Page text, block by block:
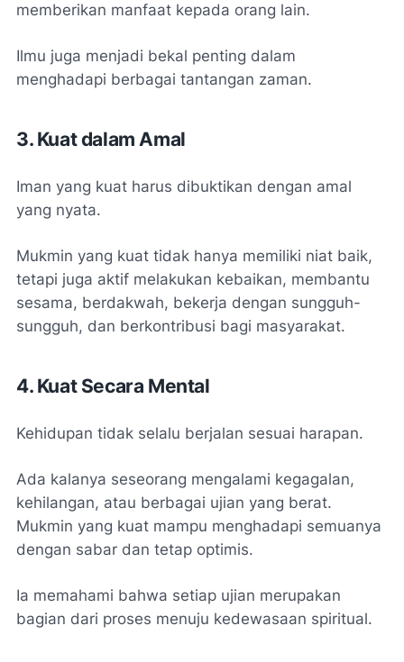
memberikan manfaat kepada orang lain.
Ilmu juga menjadi bekal penting dalam
menghadapi berbagai tantangan zaman.
3. Kuat dalam Amal
Iman yang kuat harus dibuktikan dengan amal
yang nyata.
Mukmin yang kuat tidak hanya memiliki niat baik,
tetapi juga aktif melakukan kebaikan, membantu
sesama, berdakwah, bekerja dengan sungguh-
sungguh, dan berkontribusi bagi masyarakat.
4. Kuat Secara Mental
Kehidupan tidak selalu berjalan sesuai harapan.
Ada kalanya seseorang mengalami kegagalan,
kehilangan, atau berbagai ujian yang berat.
Mukmin yang kuat mampu menghadapi semuanya
dengan sabar dan tetap optimis.
Ia memahami bahwa setiap ujian merupakan
bagian dari proses menuju kedewasaan spiritual.